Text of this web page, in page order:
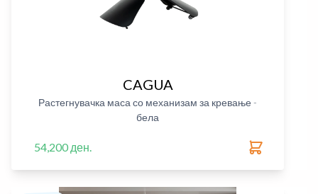
CAGUA
Растегнувачка маса со механизам за кревање -
бела
54,200 ден.